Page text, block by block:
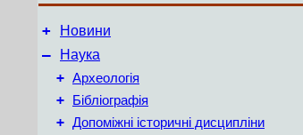
+ Новини
–
Наука
+ Археологія
+ Бібліографія
+ Допоміжні історичні дисципліни